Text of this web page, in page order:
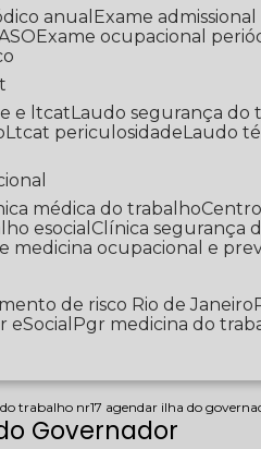
anual
Exame
Exame ocupacional
e ltcat Laudo segurança do
Ltcat periculosidade Laudo
médica do trabalho
esocial
Clínica segurança
medicina ocupacional e
de risco Rio de Janeiro
eSocial Pgr medicina do
trabalho nr17 agendar ilha do
Governador